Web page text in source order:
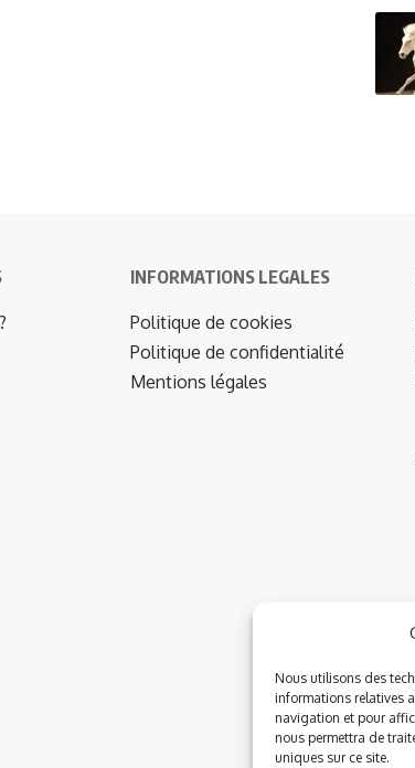
Nous utilisons des
informations relatives
navigation et pour
nous permettra de
uniques sur ce site.
INFORMATIONS LEGALES
Politique de cookies
Politique de confidentialité
Mentions légales